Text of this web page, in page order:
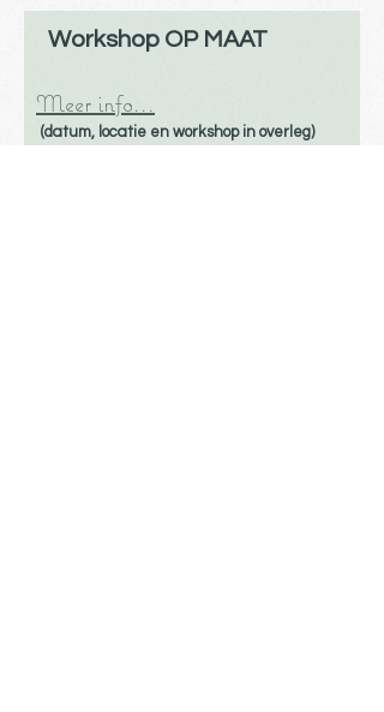
Workshop OP MAAT
Meer info...
(datum, locatie en workshop in overleg)